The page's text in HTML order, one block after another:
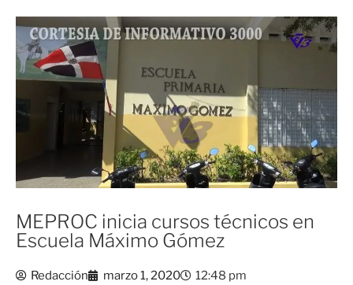
MEPROC inicia cursos técnicos en
Escuela Máximo Gómez
Redacción marzo 1, 2020 12:48 pm